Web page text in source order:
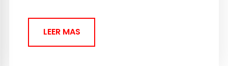
LEER MAS